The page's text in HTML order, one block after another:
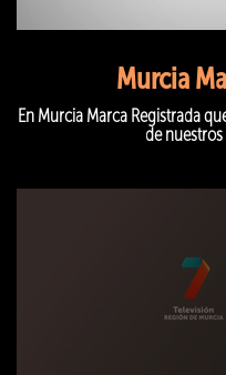
Murcia
En Murcia Marca Registrada
de